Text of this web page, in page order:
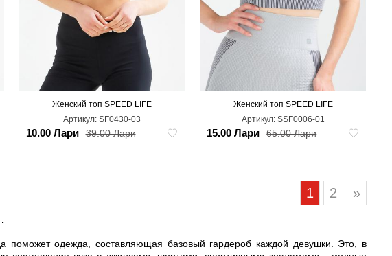
L M XL XXL
Женский топ SPEED LIFE
Артикул: SF0430-03
10.00 Лари 39.00 Лари
L M
Женский топ SPEED LIFE
Артикул: SSF0006-01
15.00 Лари 65.00 Лари
1 2 »
поможет одежда, составляющая базовый гардероб каждой девушки. Это, в